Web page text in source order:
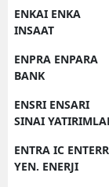
ENKAI ENKA
INSAAT
ENPRA ENPARA
BANK
ENSRI ENSARI
SINAI
ENTRA IC
YEN. ENERJI